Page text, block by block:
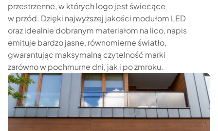
przestrzenne, w których logo jest świecące
w przód. Dzięki najwyższej jakości modułom LED
oraz idealnie dobranym materiałom na lico, napis
emituje bardzo jasne, równomierne światło,
gwarantując maksymalną czytelność marki
zarówno w pochmurne dni, jak i po zmroku.